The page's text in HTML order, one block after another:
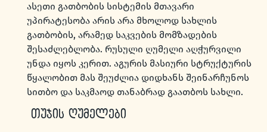
ასეთი გათბობის სისტემის მთავარი
უპირატესობა არის არა მხოლოდ სახლის
გათბობის, არამედ საკვების მომზადების
შესაძლებლობა. რუსული ღუმელი აღჭურვილი
უნდა იყოს კერით. აგურის მასიური სტრუქტურის
წყალობით მას შეუძლია დიდხანს შეინარჩუნოს
სითბო და საკმაოდ თანაბრად გაათბოს სახლი.
თუჯის ღუმელები